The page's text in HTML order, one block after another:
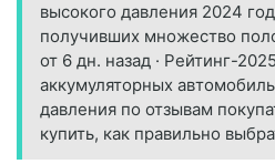
высокого давления 2024
получивших множество
от 6 дн. назад · Рейтинг-
аккумуляторных
давления по отзывам
купить, как правильно